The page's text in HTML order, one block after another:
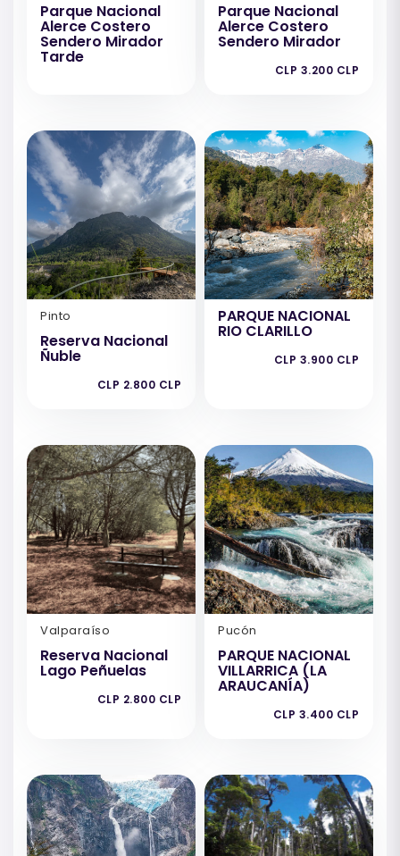
Parque Nacional
Alerce Costero
Sendero Mirador
Tarde
Parque Nacional
Alerce Costero
Sendero Mirador
CLP 3.200 CLP
Pinto
Reserva Nacional
Ñuble
CLP 2.800 CLP
PARQUE NACIONAL
RIO CLARILLO
CLP 3.900 CLP
Valparaíso
Reserva Nacional
Lago Peñuelas
CLP 2.800 CLP
Pucón
PARQUE NACIONAL
VILLARRICA (LA
ARAUCANÍA)
CLP 3.400 CLP